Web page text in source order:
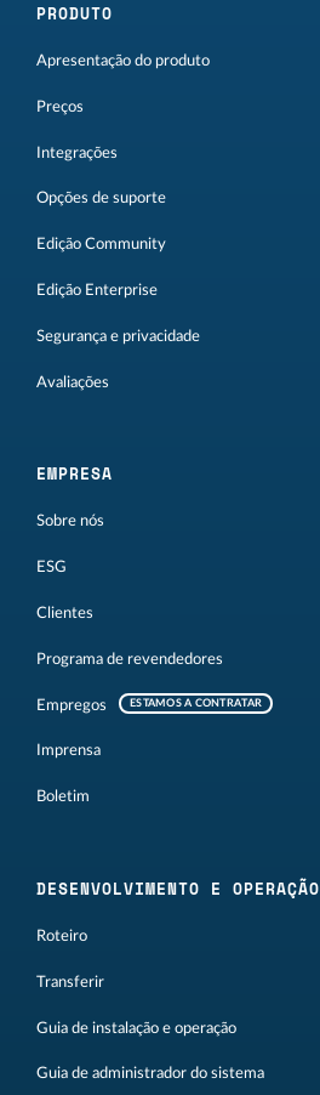
PRODUTO
Apresentação do produto
Preços
Integrações
Opções de suporte
Edição Community
Edição Enterprise
Segurança e privacidade
Avaliações
EMPRESA
Sobre nós
ESG
Clientes
Programa de revendedores
Empregos ESTAMOS A CONTRATAR
Imprensa
Boletim
DESENVOLVIMENTO E OPERAÇÃO
Roteiro
Transferir
Guia de instalação e operação
Guia de administrador do sistema